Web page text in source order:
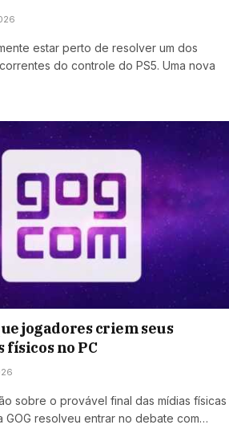
estar perto de resolver um dos
do controle do PS5. Uma nova
jogadores criem seus
físicos no PC
sobre o provável final das mídias físicas
GOG resolveu entrar no debate com…